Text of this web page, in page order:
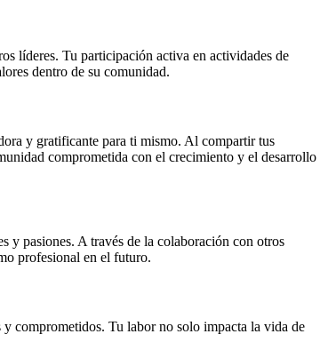
líderes. Tu participación activa en actividades de
dentro de su comunidad.
y gratificante para ti mismo. Al compartir tus
comprometida con el crecimiento y el desarrollo
y pasiones. A través de la colaboración con otros
profesional en el futuro.
comprometidos. Tu labor no solo impacta la vida de